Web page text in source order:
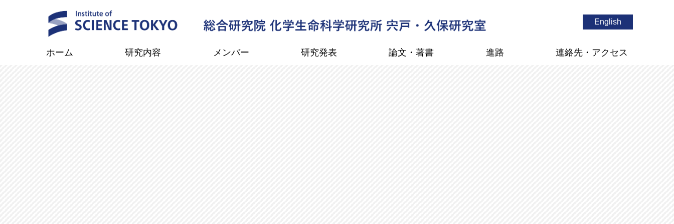
English
ホーム 研究内容 メンバー 研究発表 論文・著書 進路 連絡先・アクセス